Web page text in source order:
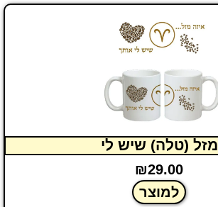
מזל (טלה) שיש לי
₪29.00
למוצר